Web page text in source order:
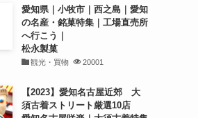
愛知県｜小牧市｜西之島｜愛知
の名産・銘菓特集｜工場直売所
へ行こう｜
松永製菓
観光・買物 20001
【2023】愛知名古屋近郊 大
須古着ストリート厳選10店